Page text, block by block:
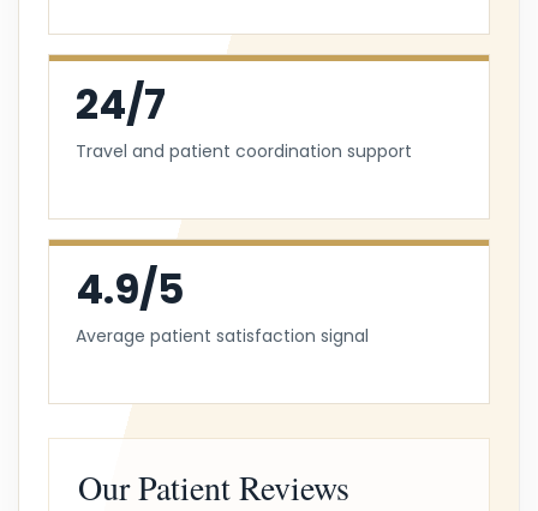
24/7
Travel and patient coordination support
4.9/5
Average patient satisfaction signal
Our Patient Reviews